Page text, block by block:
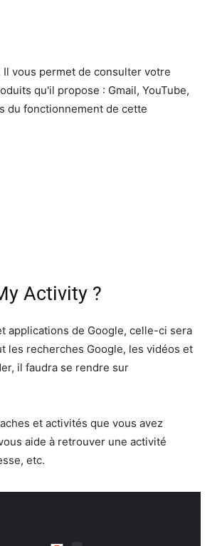
vous permet de consulter votre
qu'il propose : Gmail, YouTube,
du fonctionnement de cette
Activity ?
applications de Google, celle-ci sera
les recherches Google, les vidéos et
il faudra se rendre sur
et activités que vous avez
aide à retrouver une activité
etc.